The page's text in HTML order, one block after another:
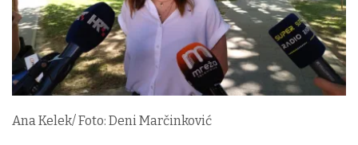
Ana Kelek/ Foto: Deni Marčinković